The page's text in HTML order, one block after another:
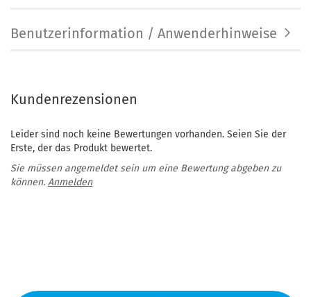
Benutzerinformation / Anwenderhinweise
Kundenrezensionen
Leider sind noch keine Bewertungen vorhanden. Seien Sie der
Erste, der das Produkt bewertet.
Sie müssen angemeldet sein um eine Bewertung abgeben zu
können. Anmelden